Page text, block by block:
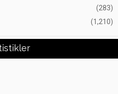
(283)
(1,210)